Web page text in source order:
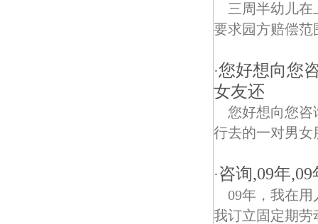
三周半幼儿
要求园方赔偿范
·您好想向您
女友还
您好想向您咨
行去的一对男女
·咨询,09年
09年，我在
我订立固定期劳